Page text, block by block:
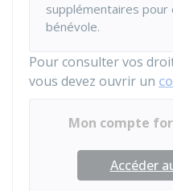
supplémentaires
bénévole.
Pour consulter vos
vous devez ouvrir un
Mon compte
Accéder